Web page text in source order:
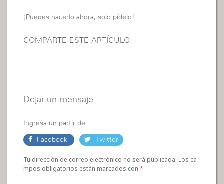
¡Puedes hacerlo ahora, solo pídelo!
COMPARTE ESTE ARTÍCULO
Dejar un mensaje
Ingresa un partir de:
Facebook Twitter
Tu dirección de correo electrónico no será publicada. Los ca
mpos obligatorios están marcados con*